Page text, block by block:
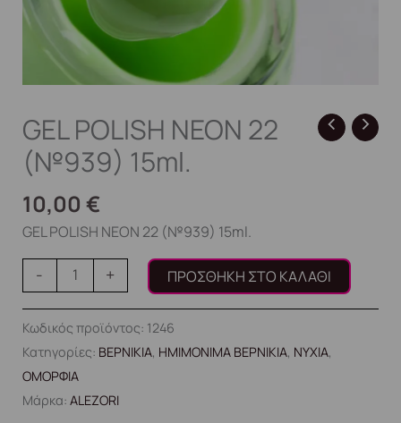
GEL POLISH NEON 22
(№939) 15ml.
10,00 €
GEL POLISH NEON 22 (№939) 15ml.
- + ΠΡΟΣΘΉΚΗ ΣΤΟ ΚΑΛΆΘΙ
Κωδικός προϊόντος: 1246
Κατηγορίες: ΒΕΡΝΙΚΙΑ, ΗΜΙΜΟΝΙΜΑ ΒΕΡΝΙΚΙΑ, ΝΥΧΙΑ,
ΟΜΟΡΦΙΑ
Μάρκα: ALEZORI